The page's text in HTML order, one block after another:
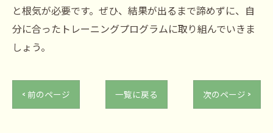
と根気が必要です。ぜひ、結果が出るまで諦めずに、自
分に合ったトレーニングプログラムに取り組んでいきま
しょう。
< 前のページ 一覧に戻る 次のページ >